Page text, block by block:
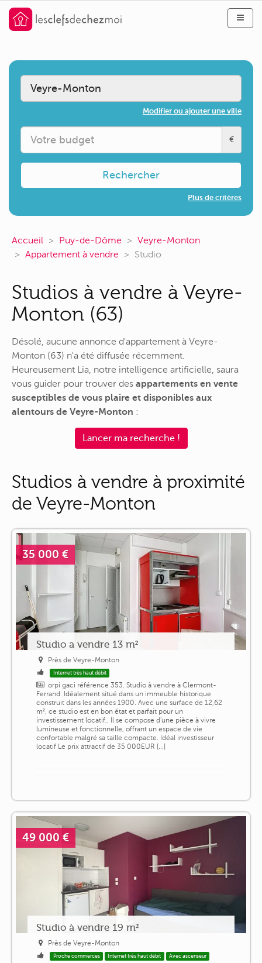
Modifier ou ajouter une ville
€
Rechercher
Plus de critères
Accueil Puy-de-Dôme
Veyre-Monton
Appartement à vendre
Studio
Studios à vendre à Veyre-
Monton (63)
Désolé, aucune annonce d'appartement à Veyre-
Monton (63) n'a été diffusée récemment.
Heureusement Lia, notre intelligence artificielle, saura
vous guider pour trouver des appartements en vente
susceptibles de vous plaire et disponibles aux
alentours de Veyre-Monton :
Lancer ma recherche !
Studios à vendre à proximité
de Veyre-Monton
35 000 €
Studio a vendre 13 m²
Près de Veyre-Monton
Internet très haut débit
orpi gaci référence 353. Studio à vendre à Clermont-
Ferrand. Idéalement situé dans un immeuble historique
construit dans les années 1900. Avec une surface de 12,62
m², ce studio est en bon état et parfait pour un
investissement locatif,. Il se compose d'une pièce à vivre
lumineuse et fonctionnelle, offrant un espace de vie
confortable malgré sa taille compacte. Idéal investisseur
locatif Le prix attractif de 35 000EUR [...]
49 000 €
Studio à vendre 19 m²
Près de Veyre-Monton
Proche commerces Internet très haut débit Avec ascenseur